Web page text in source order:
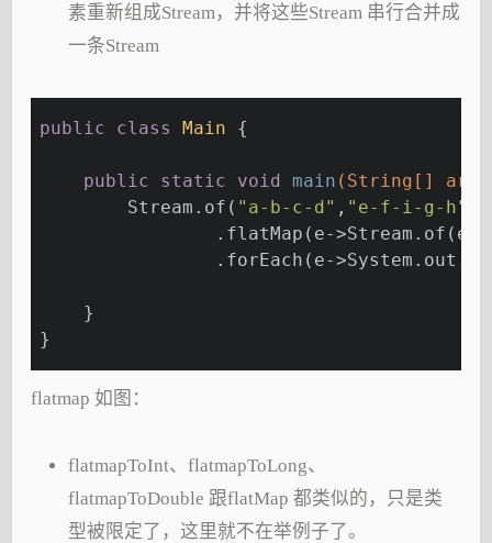
素重新组成Stream，并将这些Stream 串行合并成
一条Stream
public class Main {
public static void main (String[]
        Stream.of(
"a-b-c-d" , "e-f-i-g-h"
.flatMap(e-
.forEach(e-
    }
}
flatmap 如图：
flatmapToInt、flatmapToLong、
flatmapToDouble 跟flatMap 都类似的，只是类
型被限定了，这里就不在举例子了。